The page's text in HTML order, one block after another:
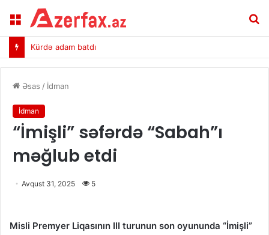
Menu
Kürdə adam batdı
Əsas / İdman
İdman
“İmişli” səfərdə “Sabah”ı
məğlub etdi
Avqust 31, 2025 5
Misli Premyer Liqasının III turunun son oyununda “İmişli”